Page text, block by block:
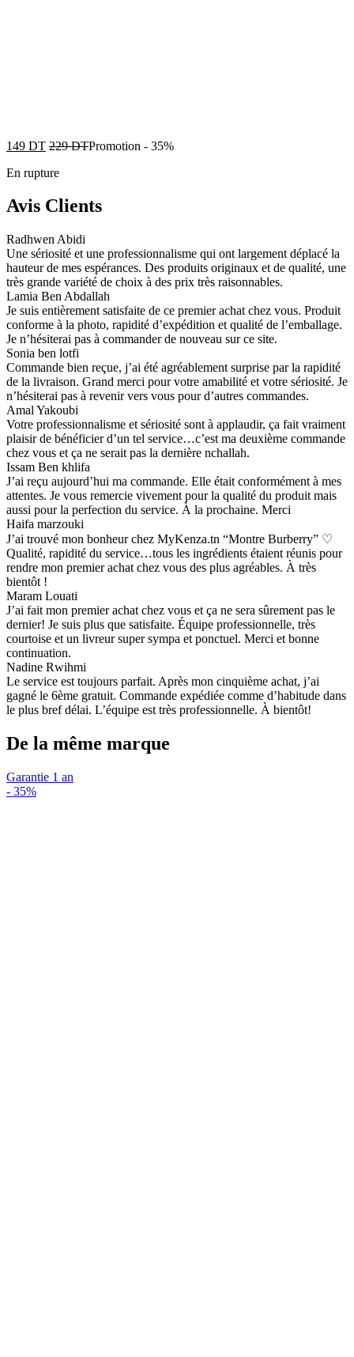
149 DT 229DTPromotion - 35%
En rupture
Avis Clients
Radhwen Abidi
Une sériosité et une professionnalisme qui ont largement déplacé la
hauteur de mes espérances. Des produits originaux et de qualité, une
très grande variété de choix à des prix très raisonnables.
Lamia Ben Abdallah
Je suis entièrement satisfaite de ce premier achat chez vous. Produit
conforme à la photo, rapidité d’expédition et qualité de l’emballage.
Je n’hésiterai pas à commander de nouveau sur ce site.
Sonia ben lotfi
Commande bien reçue, j’ai été agréablement surprise par la rapidité
de la livraison. Grand merci pour votre amabilité et votre sériosité. Je
n’hésiterai pas à revenir vers vous pour d’autres commandes.
Amal Yakoubi
Votre professionnalisme et sériosité sont à applaudir, ça fait vraiment
plaisir de bénéficier d’un tel service…c’est ma deuxième commande
chez vous et ça ne serait pas la dernière nchallah.
Issam Ben khlifa
J’ai reçu aujourd’hui ma commande. Elle était conformément à mes
attentes. Je vous remercie vivement pour la qualité du produit mais
aussi pour la perfection du service. À la prochaine. Merci
Haifa marzouki
J’ai trouvé mon bonheur chez MyKenza.tn “Montre Burberry” ♡
Qualité, rapidité du service…tous les ingrédients étaient réunis pour
rendre mon premier achat chez vous des plus agréables. À très
bientôt !
Maram Louati
J’ai fait mon premier achat chez vous et ça ne sera sûrement pas le
dernier! Je suis plus que satisfaite. Équipe professionnelle, très
courtoise et un livreur super sympa et ponctuel. Merci et bonne
continuation.
Nadine Rwihmi
Le service est toujours parfait. Après mon cinquième achat, j’ai
gagné le 6ème gratuit. Commande expédiée comme d’habitude dans
le plus bref délai. L’équipe est très professionnelle. À bientôt!
De la même marque
Garantie 1 an
- 35%